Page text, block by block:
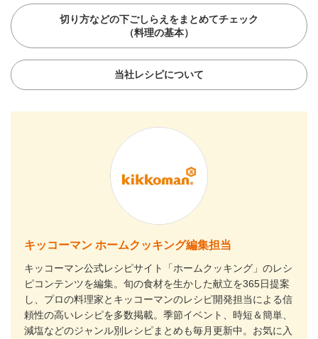
切り方などの下ごしらえをまとめてチェック
（料理の基本）
当社レシピについて
キッコーマン ホームクッキング編集担当
キッコーマン公式レシピサイト「ホームクッキング」のレシ
ピコンテンツを編集。旬の食材を生かした献立を365日提案
し、プロの料理家とキッコーマンのレシピ開発担当による信
頼性の高いレシピを多数掲載。季節イベント、時短＆簡単、
減塩などのジャンル別レシピまとめも毎月更新中。お気に入